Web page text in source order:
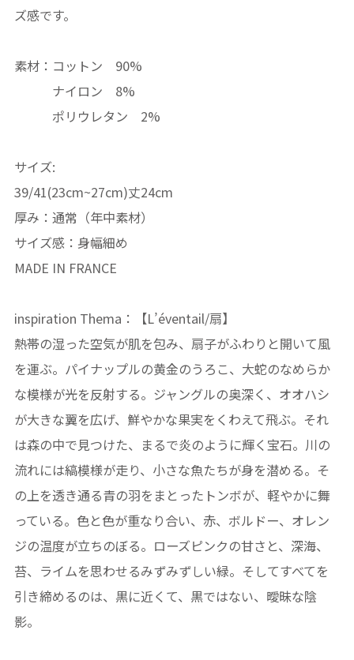
ズ感です。
素材：コットン 90%
ナイロン 8%
ポリウレタン 2%
サイズ:
39/41(23cm~27cm)丈24cm
厚み：通常（年中素材）
サイズ感：身幅細め
MADE IN FRANCE
inspiration Thema：【L’éventail/扇】
熱帯の湿った空気が肌を包み、扇子がふわりと開いて風
を運ぶ。パイナップルの黄金のうろこ、大蛇のなめらか
な模様が光を反射する。ジャングルの奥深く、オオハシ
が大きな翼を広げ、鮮やかな果実をくわえて飛ぶ。それ
は森の中で見つけた、まるで炎のように輝く宝石。川の
流れには縞模様が走り、小さな魚たちが身を潜める。そ
の上を透き通る青の羽をまとったトンボが、軽やかに舞
っている。色と色が重なり合い、赤、ボルドー、オレン
ジの温度が立ちのぼる。ローズピンクの甘さと、深海、
苔、ライムを思わせるみずみずしい緑。そしてすべてを
引き締めるのは、黒に近くて、黒ではない、曖昧な陰
影。